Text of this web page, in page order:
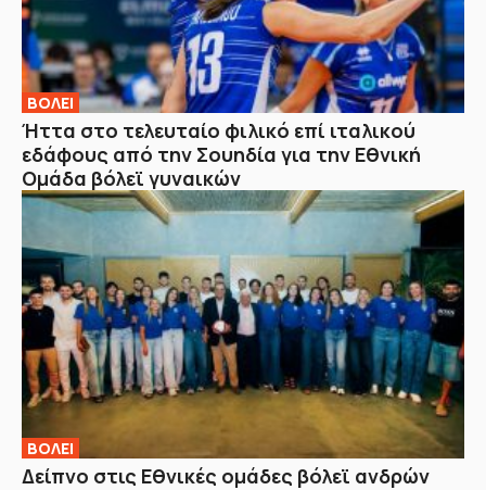
ΒOΛΕΙ
Ήττα στο τελευταίο φιλικό επί ιταλικού
εδάφους από την Σουηδία για την Εθνική
Ομάδα βόλεϊ γυναικών
ΒOΛΕΙ
Δείπνο στις Εθνικές ομάδες βόλεϊ ανδρών